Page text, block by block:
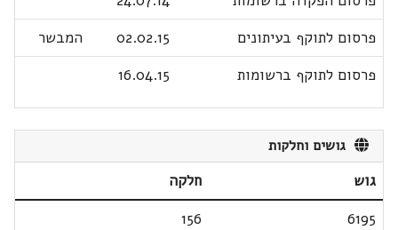
פרסום לתוקף בעיתונים
02.02.15
המבשר
פרסום לתוקף ברשומות
16.04.15
גושים וחלקות
גוש
חלקה
6195
156